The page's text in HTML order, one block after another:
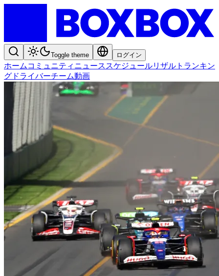
Toggle theme ログイン
ホーム コミュニティ ニュース スケジュールリザルト ランキン
グ ドライバーチーム動画